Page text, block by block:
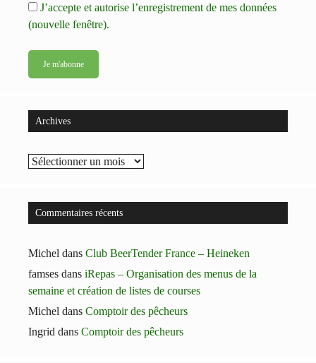
J’accepte et autorise l’enregistrement de mes données
(nouvelle fenêtre).
Archives
Archives
Commentaires récents
Michel dans Club BeerTender France – Heineken
famses dans iRepas – Organisation des menus de la
semaine et création de listes de courses
Michel dans Comptoir des pêcheurs
Ingrid dans Comptoir des pêcheurs